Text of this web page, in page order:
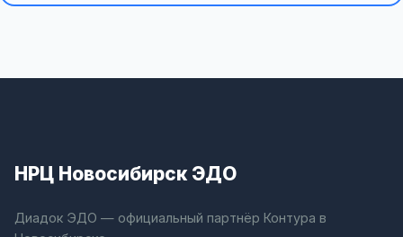
НРЦ Новосибирск ЭДО
Диадок ЭДО — официальный партнёр Контура в